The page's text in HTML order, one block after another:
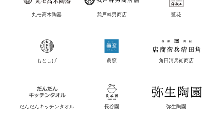
丸モ高木陶器 我戸幹男商店 藍花
もとしげ 眞窯 角田清兵衛商店
だんだんキッチンタオル 長谷園 弥生陶園